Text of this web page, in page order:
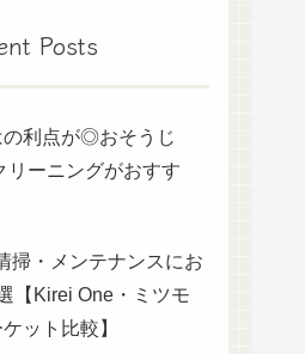
Posts
利点が◎おそうじ
リーニングがおすす
掃・メンテナンスにお
【Kirei One・ミツモ
ット比較】